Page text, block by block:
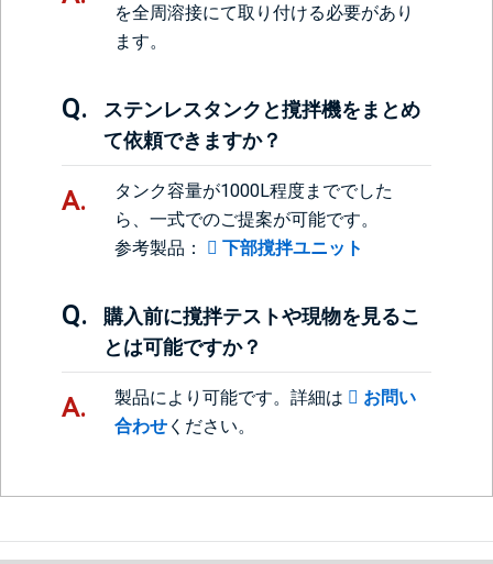
を全周溶接にて取り付ける必要があり
ます。
ステンレスタンクと撹拌機をまとめ
て依頼できますか？
タンク容量が1000L程度まででした
ら、一式でのご提案が可能です。
参考製品：
下部撹拌ユニット
購入前に撹拌テストや現物を見るこ
とは可能ですか？
製品により可能です。詳細は
お問い
合わせ ください。